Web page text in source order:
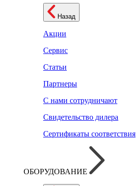
Назад
Акции
Сервис
Статьи
Партнеры
С нами сотрудничают
Свидетельство дилера
Сертификаты соответствия
ОБОРУДОВАНИЕ